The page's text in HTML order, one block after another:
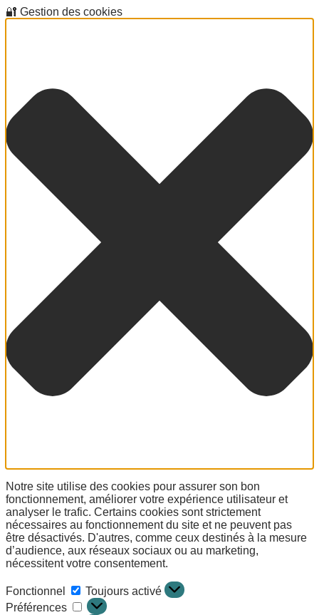
🔐 Gestion des cookies
Notre site utilise des cookies pour assurer son bon
fonctionnement, améliorer votre expérience utilisateur et
analyser le trafic. Certains cookies sont strictement
nécessaires au fonctionnement du site et ne peuvent pas
être désactivés. D'autres, comme ceux destinés à la mesure
d’audience, aux réseaux sociaux ou au marketing,
nécessitent votre consentement.
Fonctionnel
Toujours activé
Préférences